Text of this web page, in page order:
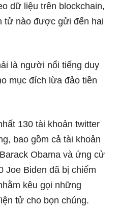
dữ liệu trên blockchain,
tử nào được gửi đến hai
là người nổi tiếng duy
mục đích lừa đảo tiền
130 tài khoản twitter
bao gồm cả tài khoản
Obama và ứng cử
Joe Biden đã bị chiếm
kêu gọi những
tử cho bọn chúng.